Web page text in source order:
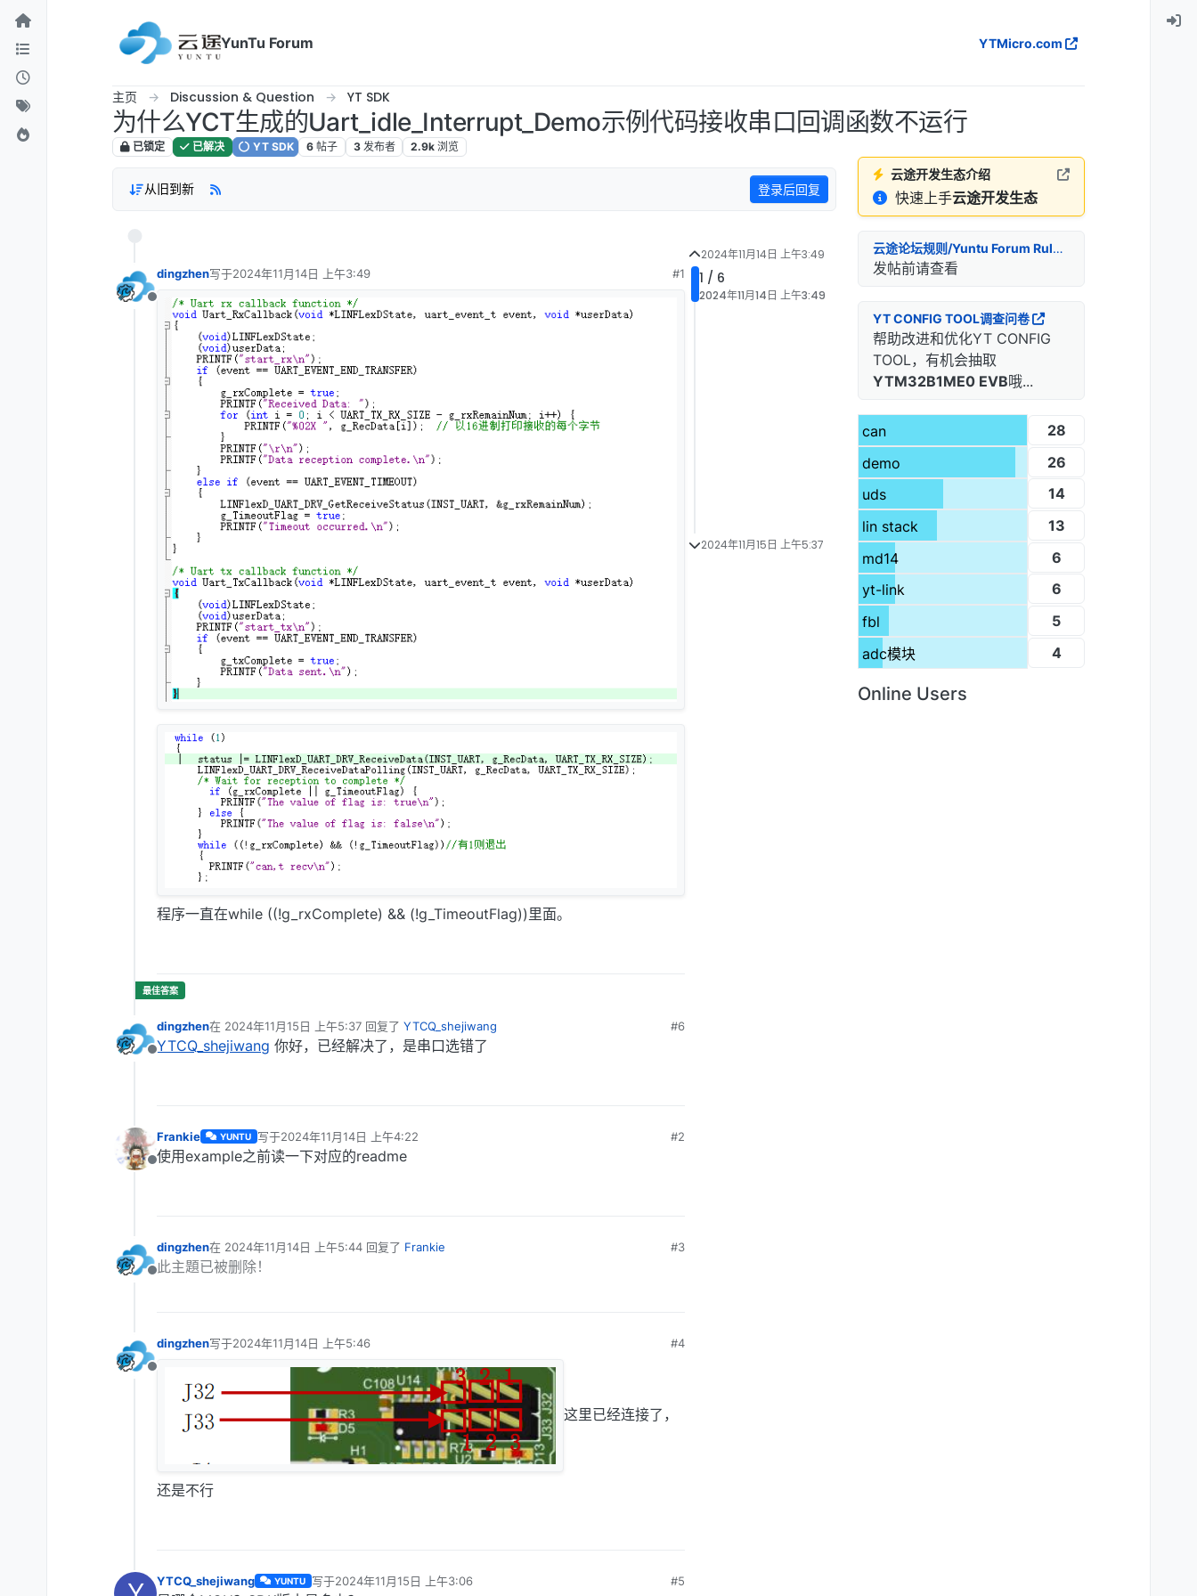
跳转至内容
YunTu Forum
YTMicro.com
主页 Discussion & Question YT SDK
为什么YCT生成的Uart_idle_Interrupt_Demo示例代码接收串口回调函数不运行
已锁定 已解决 YT SDK 6 帖子 3 发布者 2.9k 浏览
从旧到新 登录后回复
离线
dingzhen写于2024年11月14日 上午3:49
最后由 编辑
#1
程序一直在while ((!g_rxComplete) && (!g_TimeoutFlag))里面。
离线
dingzhen在 2024年11月15日 上午5:37 回复了 YTCQ_shejiwang
最后由 编辑
#6
YTCQ_shejiwang 你好，已经解决了，是串口选错了
离线
Frankie YUNTU 写于2024年11月14日 上午4:22
最后由 编辑
#2
使用example之前读一下对应的readme
离线
dingzhen在 2024年11月14日 上午5:44 回复了 Frankie
最后由 编辑
#3
此主題已被删除！
离线
dingzhen写于2024年11月14日 上午5:46
最后由 编辑
#4
这里已经连接了，
还是不行
YTCQ_shejiwang YUNTU 写于2024年11月15日 上午3:06
最后由 编辑
#5
2024年11月14日 上午3:49
1 / 6
2024年11月14日 上午3:49
2024年11月15日 上午5:37
云途开发生态介绍
快速上手云途开发生态
云途论坛规则/Yuntu Forum Rules
发帖前请查看
YT CONFIG TOOL调查问卷
帮助改进和优化YT CONFIG
TOOL，有机会抽取
YTM32B1ME0 EVB哦...
can
28
demo
26
uds
14
lin stack
13
md14
6
yt-link
6
fbl
5
adc模块
4
Online Users